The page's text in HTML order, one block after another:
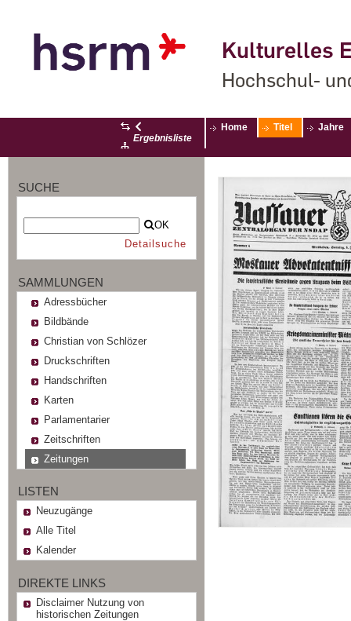
Kulturelles
Hochschul-
Ergebnisliste
Home Titel Jahre
SUCHE
OK
Detailsuche
SAMMLUNGEN
Adressbücher
Bildbände
Christian von Schlözer
Druckschriften
Handschriften
Karten
Parlamentarier
Zeitschriften
Zeitungen
LISTEN
Neuzugänge
Alle Titel
Kalender
DIREKTE LINKS
Disclaimer Nutzung von
historischen Zeitungen